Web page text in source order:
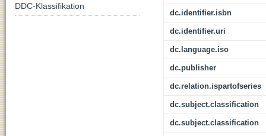
dc.identifier.isbn
dc.identifier.uri
dc.language.iso
dc.publisher
dc.relation.ispartofseries
dc.subject.classification
dc.subject.classification
DDC-Klassifikation